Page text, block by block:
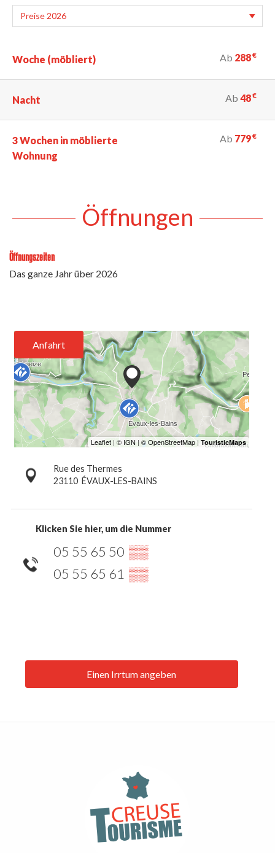
Woche (möbliert) Ab 288€
Nacht Ab 48€
3 Wochen in möblierte
Wohnung
Ab 779€
Öffnungen
Öffnungszeiten
Das ganze Jahr über 2026
Anfahrt
Rue des Thermes
23110 ÉVAUX-LES-BAINS
Klicken Sie hier, um die Nummer
05 55 65 50 ▒▒
05 55 65 61 ▒▒
Einen Irrtum angeben